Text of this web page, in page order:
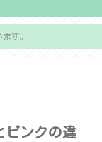
す。
ピンクの違